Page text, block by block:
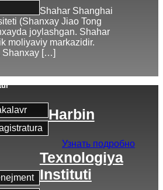
Shahar Shanghai
(Shanxay Jiao Tong
joylashgan. Shahar
moliyaviy markazidir.
Shanxay […]
Узнать подробно
Harbin
Texnologiya
Instituti